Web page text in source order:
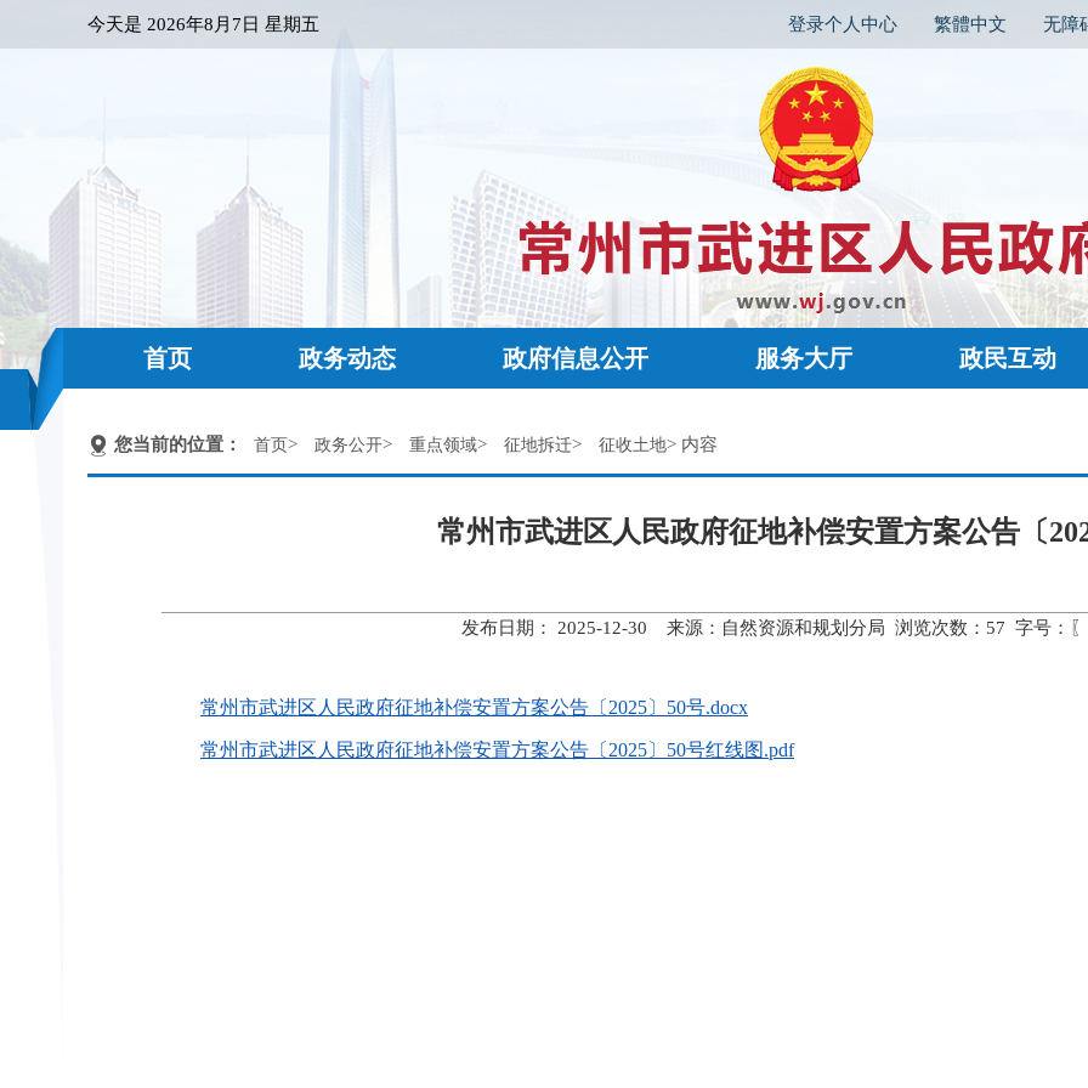
今天是 2026年8月7日 星期五 登录个人中心 繁體中文 无障
首页 政务动态 政府信息公开 服务大厅 政民互动
您当前的位置： 首页> 政务公开> 重点领域> 征地拆迁> 征收土地> 内容
常州市武进区人民政府征地补偿安置方案公告〔
发布日期： 2025-12-30 来源：自然资源和规划分局 浏览次数： 57 字号：〖
常州市武进区人民政府征地补偿安置方案公告〔2025〕50号.docx
常州市武进区人民政府征地补偿安置方案公告〔2025〕50号红线图.pdf